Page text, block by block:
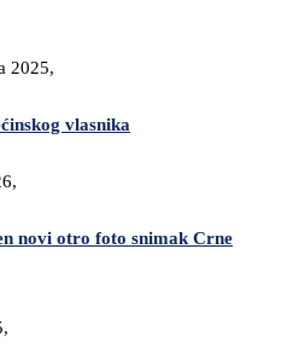
2025,
vlasnika
novi otro foto snimak Crne